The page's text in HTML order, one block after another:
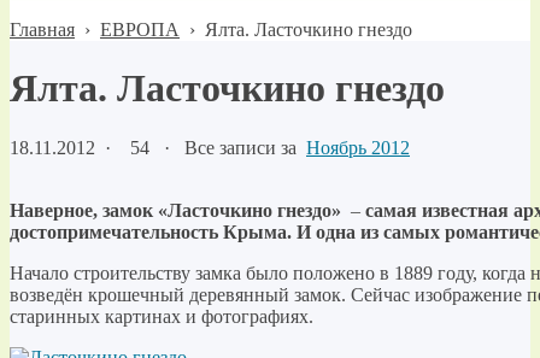
Главная › ЕВРОПА › Ялта. Ласточкино гнездо
Ялта. Ласточкино гнездо
18.11.2012 · 54 · Все записи за Ноябрь 2012
Наверное, замок «Ласточкино гнездо» – самая известная
достопримечательность Крыма. И одна из самых
Начало строительству замка было положено в 1889 году,
возведён крошечный деревянный замок. Сейчас изображение
старинных картинах и фотографиях.